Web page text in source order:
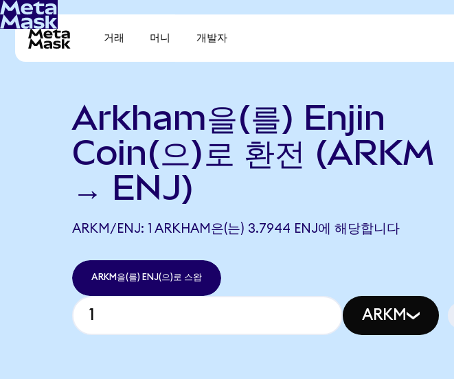
거래 머니 개발자
Arkham을(를) Enjin
Coin(으)로 환전 (ARKM
→ ENJ)
ARKM/ENJ: 1 ARKHAM은(는) 3.7944 ENJ에 해당합니다
ARKM을(를) ENJ(으)로 스왑
ARKM